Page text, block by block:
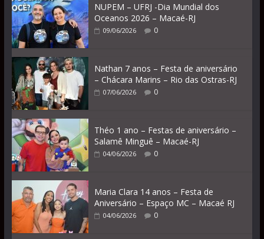
NUPEM – UFRJ -Dia Mundial dos
Oceanos 2026 – Macaé-RJ
09/06/2026 0
Nathan 7 anos – Festa de aniversário
– Chácara Marins – Rio das Ostras-RJ
07/06/2026 0
Théo 1 ano – Festas de aniversário –
Salamê Minguê – Macaé-RJ
04/06/2026 0
Maria Clara 14 anos – Festa de
Aniversário – Espaço MC – Macaé RJ
04/06/2026 0